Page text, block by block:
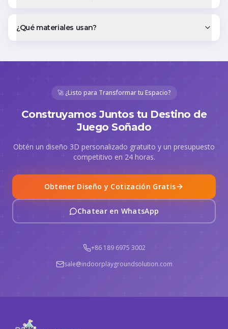
¿Qué materiales usan?
🚀 ¿Listo para Transformar tu Espacio?
Construyamos Juntos tu Destino de
Juego Soñado
Obtén un diseño 3D personalizado gratuito y un presupuesto
competitivo en 24 horas.
Obtener Diseño y Cotización Gratis
Chatear en WhatsApp
+86 189 6975 3002
sale@indoorplaygroundsolution.com